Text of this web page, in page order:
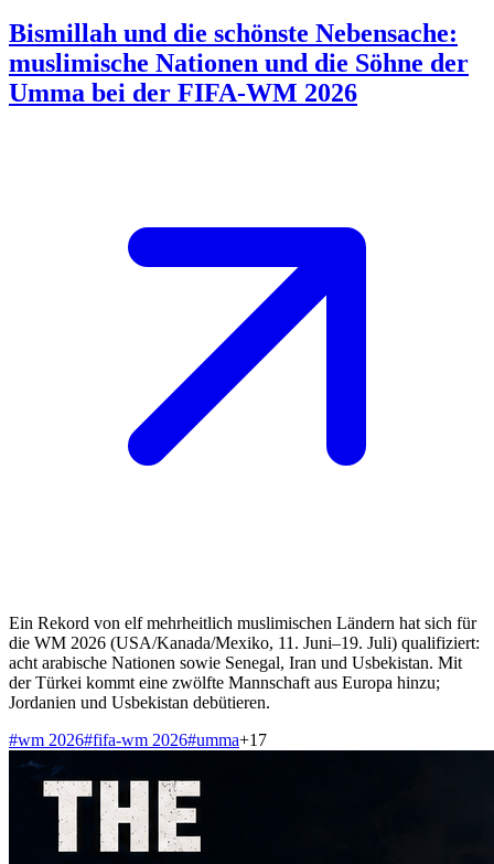
Bismillah und die schönste Nebensache:
muslimische Nationen und die Söhne der
Umma bei der FIFA-WM 2026
Ein Rekord von elf mehrheitlich muslimischen Ländern hat sich für
die WM 2026 (USA/Kanada/Mexiko, 11. Juni–19. Juli) qualifiziert:
acht arabische Nationen sowie Senegal, Iran und Usbekistan. Mit
der Türkei kommt eine zwölfte Mannschaft aus Europa hinzu;
Jordanien und Usbekistan debütieren.
#wm 2026#fifa-wm 2026#umma+17